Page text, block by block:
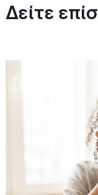
Δείτε